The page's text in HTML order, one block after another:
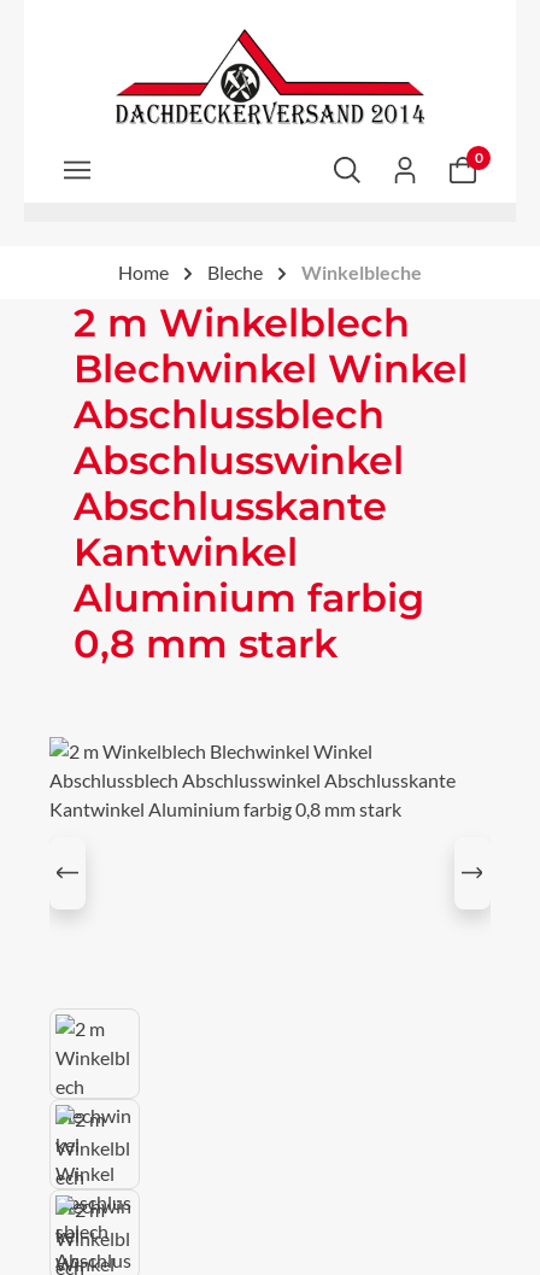
Zum Hauptinhalt springen
0
Home Bleche Winkelbleche
2 m Winkelblech
Blechwinkel Winkel
Abschlussblech
Abschlusswinkel
Abschlusskante
Kantwinkel
Aluminium farbig
0,8 mm stark
Bildergalerie überspringen